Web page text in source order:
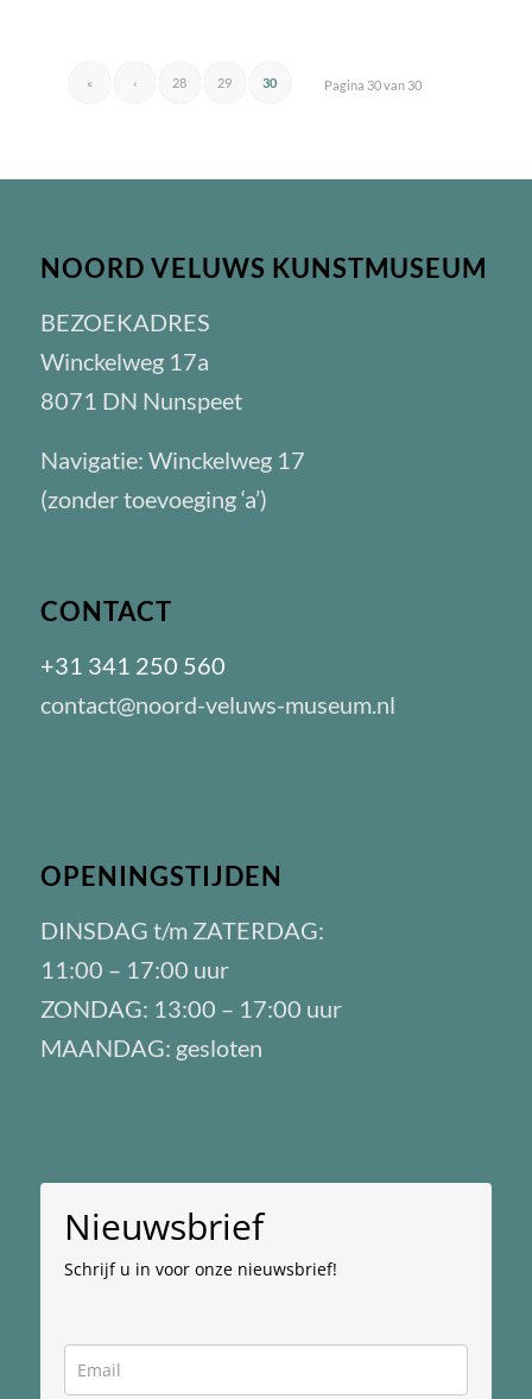
Pagina 30 van 30
« ‹ 28 29 30
NOORD VELUWS KUNSTMUSEUM
BEZOEKADRES
Winckelweg 17a
8071 DN Nunspeet
Navigatie: Winckelweg 17
(zonder toevoeging ‘a’)
CONTACT
+31 341 250 560
contact@noord-veluws-museum.nl
OPENINGSTIJDEN
DINSDAG t/m ZATERDAG:
11:00 – 17:00 uur
ZONDAG: 13:00 – 17:00 uur
MAANDAG: gesloten
Nieuwsbrief
Schrijf u in voor onze nieuwsbrief!